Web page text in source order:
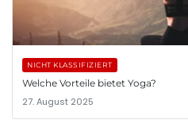
NICHT KLASSIFIZIERT
Welche Vorteile bietet Yoga?
27. August 2025